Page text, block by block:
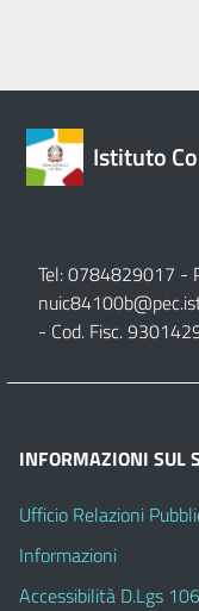
Istituto
Tel: 0784829017 -
- Cod. Fisc.
INFORMAZIONI SUL
Ufficio Relazioni
Informazioni
Accessibilità D.Lgs